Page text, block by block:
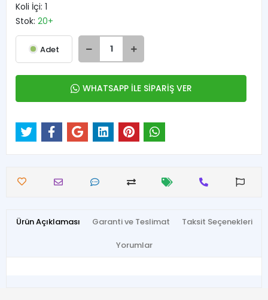
Koli İçi: 1
Stok: 20+
Adet
WHATSAPP İLE SİPARİŞ VER
Ürün Açıklaması Garanti ve Teslimat Taksit Seçenekleri
Yorumlar